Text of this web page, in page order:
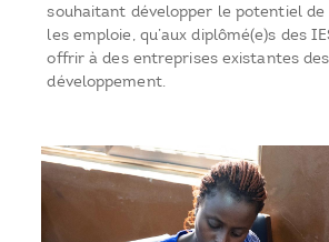
souhaitant développer le potentiel
les emploie, qu’aux diplômé(e)s des
offrir à des entreprises existantes
développement.